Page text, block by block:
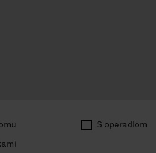
S operadlom